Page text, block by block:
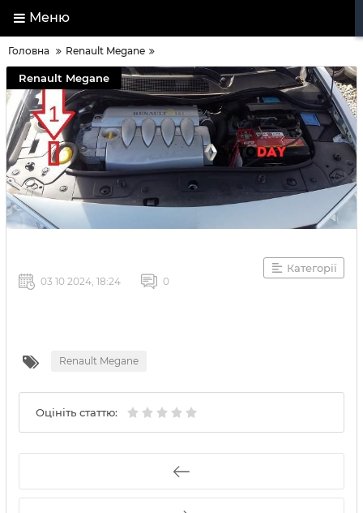
Меню
Головна Renault Megane
Renault Megane
Категорії
03 10 2024, 18:24 0
Renault Megane
Оцініть статтю: